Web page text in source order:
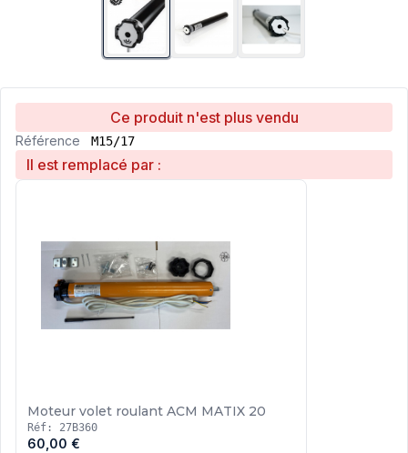
Ce produit n'est plus vendu
Référence M15/17
Il est remplacé par :
Moteur volet roulant ACM MATIX 20
Réf: 27B360
60,00 €